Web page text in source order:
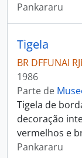
Pankararu
Tigela
BR DFFUNAI
1986
Parte de
Tigela de
decoração
vermelhos e
Pankararu